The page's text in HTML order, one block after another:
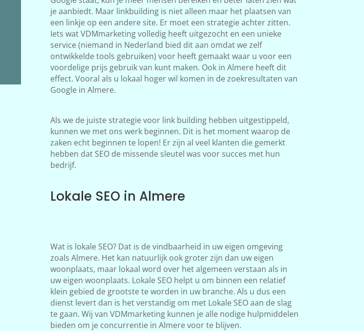
je aanbiedt. Maar linkbuilding is niet alleen maar het plaatsen van
een linkje op een andere site. Er moet een strategie achter zitten.
Iets wat VDMmarketing volledig heeft uitgezocht en een unieke
service (niemand in Nederland bied dit aan omdat we zelf
ontwikkelde tools gebruiken) voor heeft gemaakt waar u voor een
voordelige prijs gebruik van kunt maken. Ook in Almere heeft dit
effect. Vooral als u lokaal hoger wil komen in de zoekresultaten van
Google in Almere.
Als we de juiste strategie voor link building hebben uitgestippeld,
kunnen we met ons werk beginnen. Dit is het moment waarop de
zaken echt beginnen te lopen! Er zijn al veel klanten die gemerkt
hebben dat SEO de missende sleutel was voor succes met hun
bedrijf.
Lokale SEO in Almere
Wat is lokale SEO? Dat is de vindbaarheid in uw eigen omgeving
zoals Almere. Het kan natuurlijk ook groter zijn dan uw eigen
woonplaats, maar lokaal word over het algemeen verstaan als in
uw eigen woonplaats. Lokale SEO helpt u om binnen een relatief
klein gebied de grootste te worden in uw branche. Als u dus een
dienst levert dan is het verstandig om met Lokale SEO aan de slag
te gaan. Wij van VDMmarketing kunnen je alle nodige hulpmiddelen
bieden om je concurrentie in Almere voor te blijven.